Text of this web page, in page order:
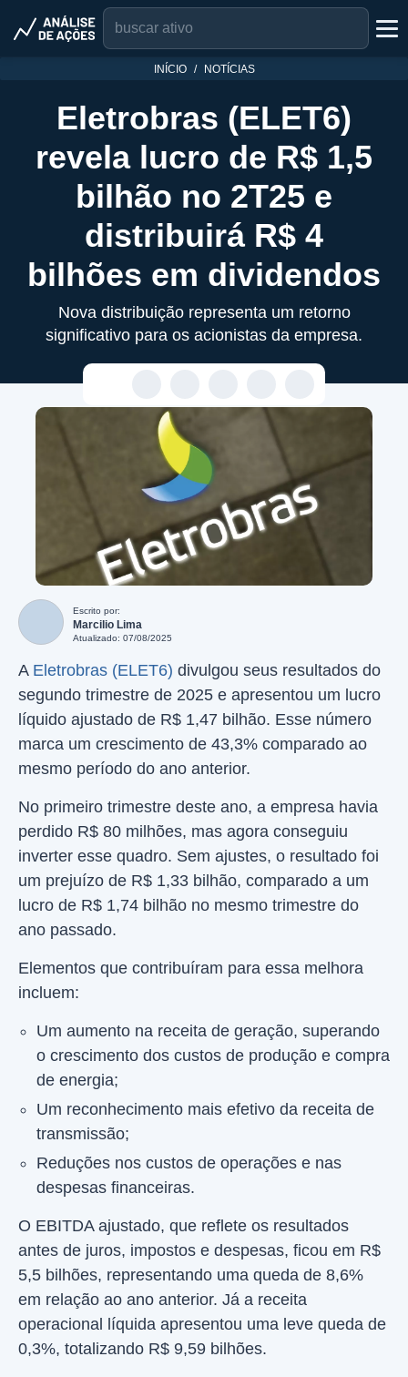
INÍCIO NOTÍCIAS
Eletrobras (ELET6)
revela lucro de R$ 1,5
bilhão no 2T25 e
distribuirá R$ 4
bilhões em dividendos
Nova distribuição representa um retorno
significativo para os acionistas da empresa.
Escrito por:
Marcilio Lima
Atualizado: 07/08/2025
A Eletrobras (ELET6) divulgou seus resultados do
segundo trimestre de 2025 e apresentou um lucro
líquido ajustado de R$ 1,47 bilhão. Esse número
marca um crescimento de 43,3% comparado ao
mesmo período do ano anterior.
No primeiro trimestre deste ano, a empresa havia
perdido R$ 80 milhões, mas agora conseguiu
inverter esse quadro. Sem ajustes, o resultado foi
um prejuízo de R$ 1,33 bilhão, comparado a um
lucro de R$ 1,74 bilhão no mesmo trimestre do
ano passado.
Elementos que contribuíram para essa melhora
incluem:
Um aumento na receita de geração, superando
o crescimento dos custos de produção e compra
de energia;
Um reconhecimento mais efetivo da receita de
transmissão;
Reduções nos custos de operações e nas
despesas financeiras.
O EBITDA ajustado, que reflete os resultados
antes de juros, impostos e despesas, ficou em R$
5,5 bilhões, representando uma queda de 8,6%
em relação ao ano anterior. Já a receita
operacional líquida apresentou uma leve queda de
0,3%, totalizando R$ 9,59 bilhões.